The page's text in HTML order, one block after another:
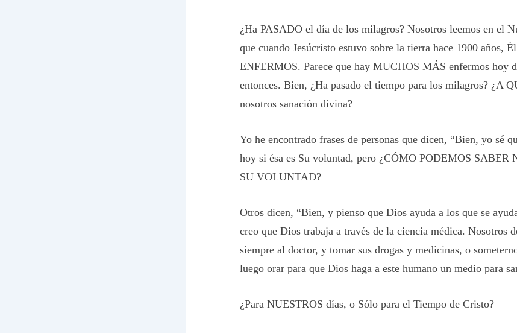
¿Ha PASADO el día de los milagros? Nosotros leemos en el
que cuando Jesúcristo estuvo sobre la tierra hace 1900 años,
ENFERMOS. Parece que hay MUCHOS MÁS enfermos hoy
entonces. Bien, ¿Ha pasado el tiempo para los milagros? ¿A
nosotros sanación divina?
Yo he encontrado frases de personas que dicen, “Bien, yo sé
hoy si ésa es Su voluntad, pero ¿CÓMO PODEMOS SABER
SU VOLUNTAD?
Otros dicen, “Bien, y pienso que Dios ayuda a los que se
creo que Dios trabaja a través de la ciencia médica. Nosotros
siempre al doctor, y tomar sus drogas y medicinas, o
luego orar para que Dios haga a este humano un medio para
¿Para NUESTROS días, o Sólo para el Tiempo de Cristo?